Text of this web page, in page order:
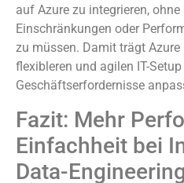
auf Azure zu integrieren,
Einschränkungen oder
zu müssen. Damit trägt Azure
flexibleren und agilen IT-
Geschäftserfordernisse
Fazit: Mehr
Einfachheit bei
Data-